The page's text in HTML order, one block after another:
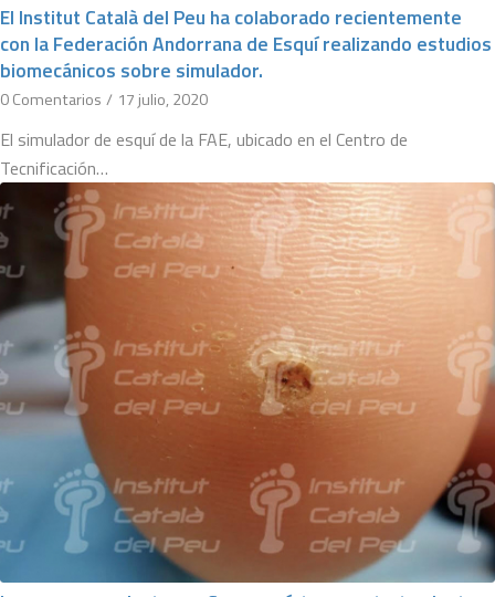
El Institut Català del Peu ha colaborado recientemente
con la Federación Andorrana de Esquí realizando estudios
biomecánicos sobre simulador.
0 Comentarios / 17 julio, 2020
El simulador de esquí de la FAE, ubicado en el Centro de
Tecnificación…